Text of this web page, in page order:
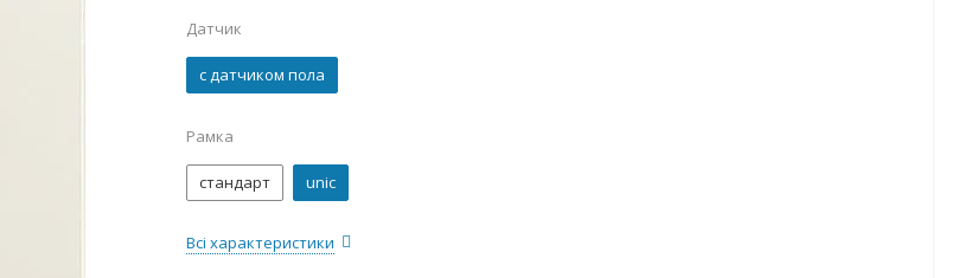
Датчик
с датчиком пола
Рамка
стандарт unic
Всі характеристики